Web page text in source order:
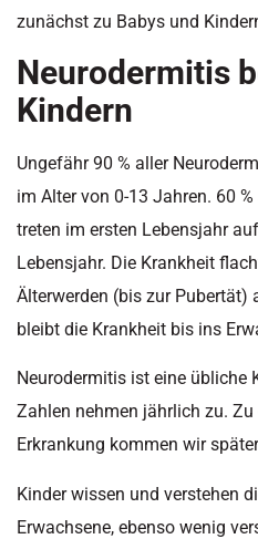
zunächst zu Babys und
Neurodermitis
Kindern
Ungefähr 90 % aller
im Alter von 0-13 Jahren. 60
treten im ersten Lebensjahr
Lebensjahr. Die Krankheit
Älterwerden (bis zur Pubertät)
bleibt die Krankheit bis ins
Neurodermitis ist eine übliche
Zahlen nehmen jährlich zu. Zu
Erkrankung kommen wir
Kinder wissen und verstehen
Erwachsene, ebenso wenig